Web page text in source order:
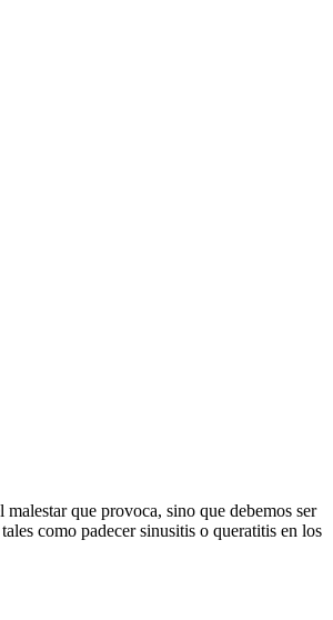
que provoca, sino que debemos ser
como padecer sinusitis o queratitis en los